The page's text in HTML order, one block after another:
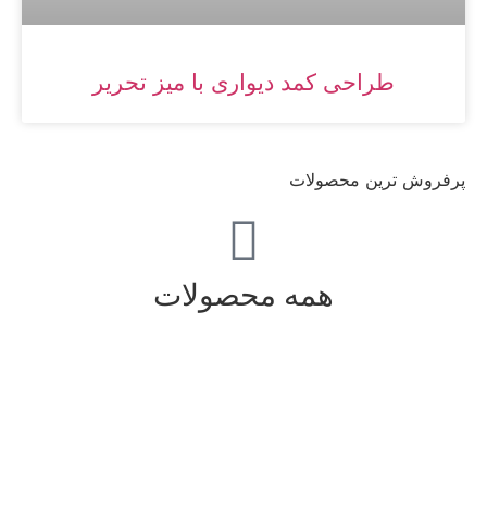
طراحی کمد دیواری با میز تحریر
پرفروش ترین محصولات
همه محصولات